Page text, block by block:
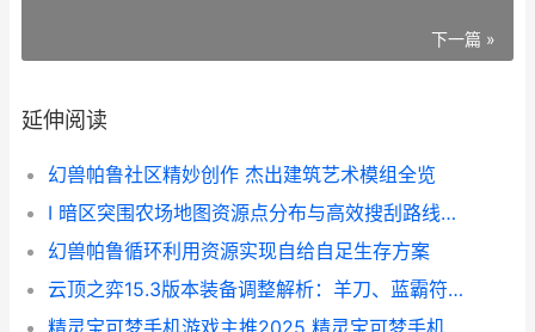
下一篇 »
延伸阅读
幻兽帕鲁社区精妙创作 杰出建筑艺术模组全览
I 暗区突围农场地图资源点分布与高效搜刮路线指南
幻兽帕鲁循环利用资源实现自给自足生存方案
云顶之弈15.3版本装备调整解析：羊刀、蓝霸符与朔极之矛变化详解